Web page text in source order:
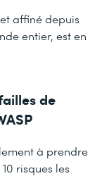
affiné depuis
entier, est en
de
à prendre
risques les